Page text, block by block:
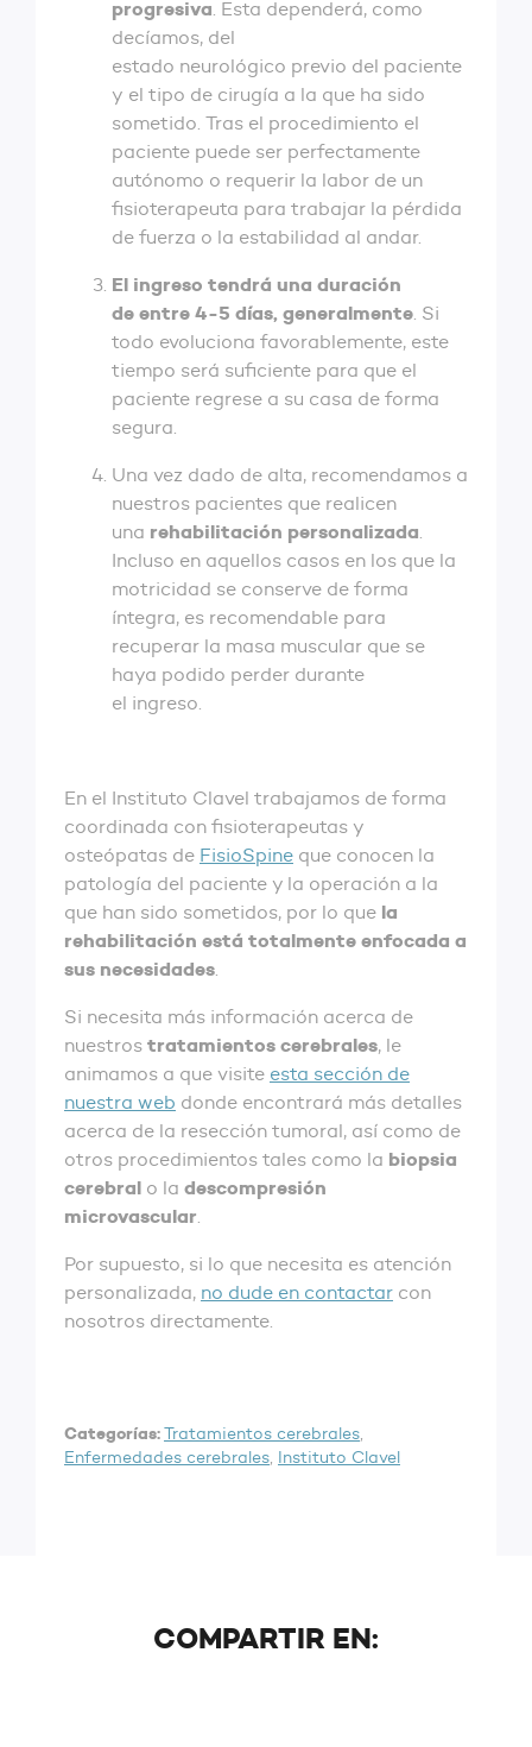
progresiva. Esta dependerá, como
decíamos, del
estado neurológico previo del paciente
y el tipo de cirugía a la que ha sido
sometido. Tras el procedimiento el
paciente puede ser perfectamente
autónomo o requerir la labor de un
fisioterapeuta para trabajar la pérdida
de fuerza o la estabilidad al andar.
El ingreso tendrá una duración
de entre 4-5 días, generalmente. Si
todo evoluciona favorablemente, este
tiempo será suficiente para que el
paciente regrese a su casa de forma
segura.
Una vez dado de alta, recomendamos a
nuestros pacientes que realicen
una rehabilitación personalizada.
Incluso en aquellos casos en los que la
motricidad se conserve de forma
íntegra, es recomendable para
recuperar la masa muscular que se
haya podido perder durante
el ingreso.
En el Instituto Clavel trabajamos de forma
coordinada con fisioterapeutas y
osteópatas de FisioSpine que conocen la
patología del paciente y la operación a la
que han sido sometidos, por lo que la
rehabilitación está totalmente enfocada a
sus necesidades.
Si necesita más información acerca de
nuestros tratamientos cerebrales, le
animamos a que visite esta sección de
nuestra web donde encontrará más detalles
acerca de la resección tumoral, así como de
otros procedimientos tales como la biopsia
cerebral o la descompresión
microvascular.
Por supuesto, si lo que necesita es atención
personalizada, no dude en contactar con
nosotros directamente.
Categorías:Tratamientos cerebrales,
Enfermedades cerebrales, Instituto Clavel
COMPARTIR EN: